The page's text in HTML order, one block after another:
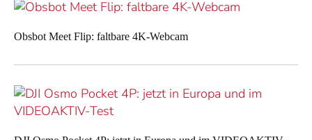
Obsbot Meet Flip: faltbare 4K-Webcam